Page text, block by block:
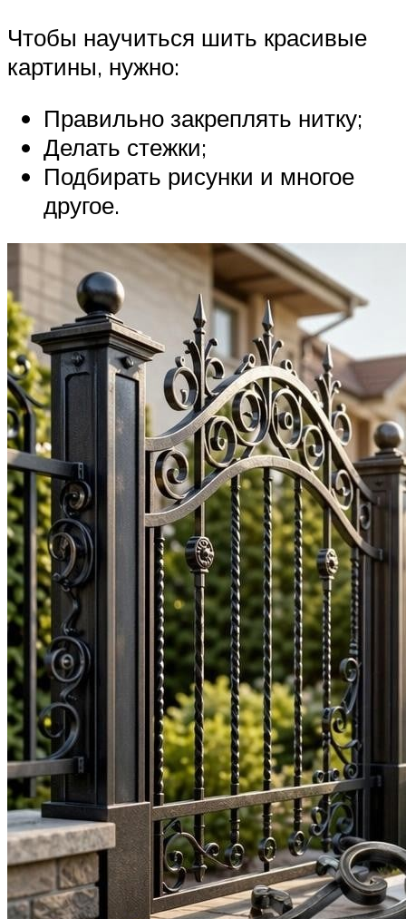
Чтобы научиться шить красивые
картины, нужно:
Правильно закреплять нитку;
Делать стежки;
Подбирать рисунки и многое
другое.